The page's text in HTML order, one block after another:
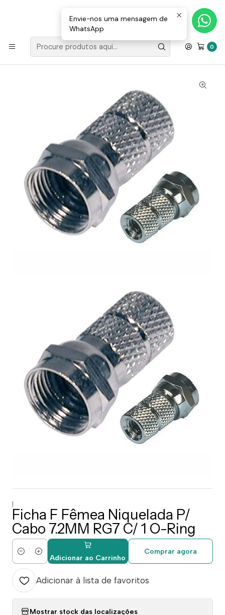
0
Loja Valongo: 220 150 143 (chamada para a rede fixa nacional) «»
E-mail: geral@movenergy.pt
Início MATERIAL ELÉTRICO
Ficha F Fêmea Niquelada P/ Cabo 7.2MM RG7 C/ 1 O-Ring
|
Ficha F Fêmea Niquelada P/
Cabo 7.2MM RG7 C/ 1 O-Ring
QuantidadeAdicionar ao Carrinho
Comprar agora
Adicionar à lista de favoritos
Mostrar stock das localizações
Envie-nos uma mensagem de
WhatsApp